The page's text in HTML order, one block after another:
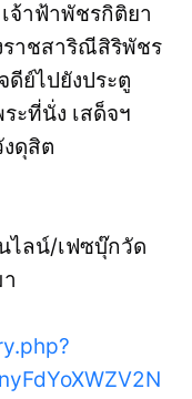
จ้าฟ้าพัชรกิติยา
ราชสาริณีสิริพัชร
ย์ไปยังประตู
ะที่นั่ง เสด็จฯ
ดุสิต
ไลน์/เฟซบุ๊กวัด